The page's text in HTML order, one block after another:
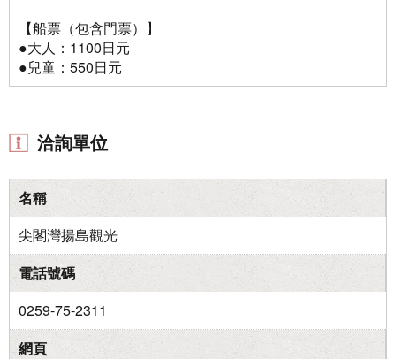
【船票（包含門票）】
●大人：1100日元
●兒童：550日元
洽詢單位
名稱
尖閣灣揚島觀光
電話號碼
0259-75-2311
網頁